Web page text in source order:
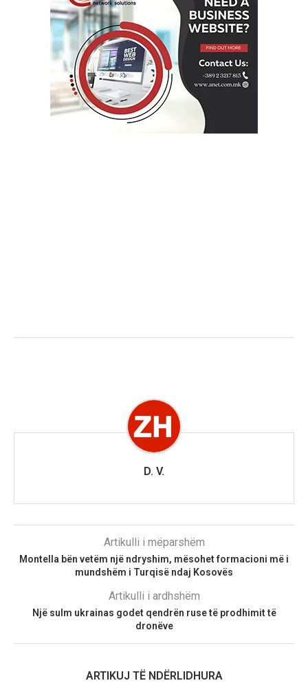
D. V.
Artikulli i mëparshëm
Montella bën vetëm një ndryshim, mësohet formacioni më i
mundshëm i Turqisë ndaj Kosovës
Artikulli i ardhshëm
Një sulm ukrainas godet qendrën ruse të prodhimit të
dronëve
ARTIKUJ TË NDËRLIDHURA